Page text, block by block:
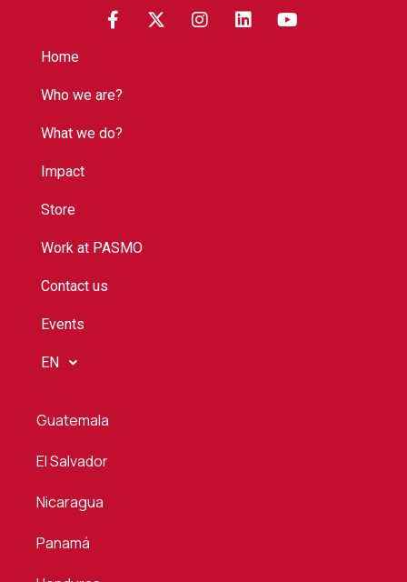
Home
Who we are?
What we do?
Impact
Store
Work at PASMO
Contact us
Events
EN
Guatemala
El Salvador
Nicaragua
Panamá